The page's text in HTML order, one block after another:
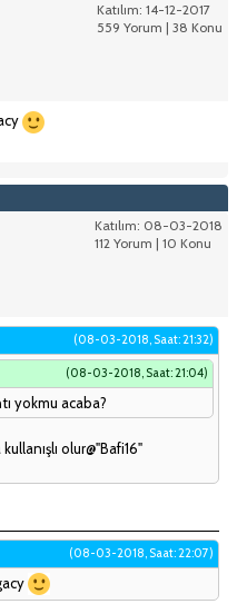
Katılım: 14-12-2017
559 Yorum | 38 Konu
Katılım: 08-03-2018
112 Yorum | 10 Konu
(08-03-2018, Saat: 21:32)
(08-03-2018, Saat: 21:04)
yokmu acaba?
olur@"Bafi16"
(08-03-2018, Saat: 22:07)